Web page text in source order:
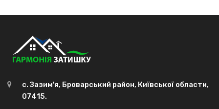
с. Зазим'я, Броварський район, Київської области,
07415.